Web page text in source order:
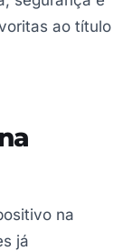
ao título
na
já